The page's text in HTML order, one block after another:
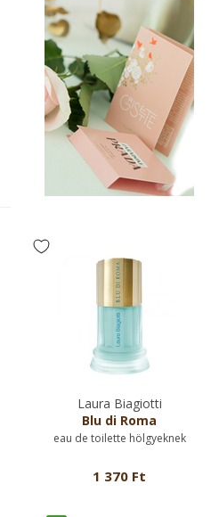
Laura Biagiotti
Blu di Roma
eau de toilette hölgyeknek
1 370 Ft